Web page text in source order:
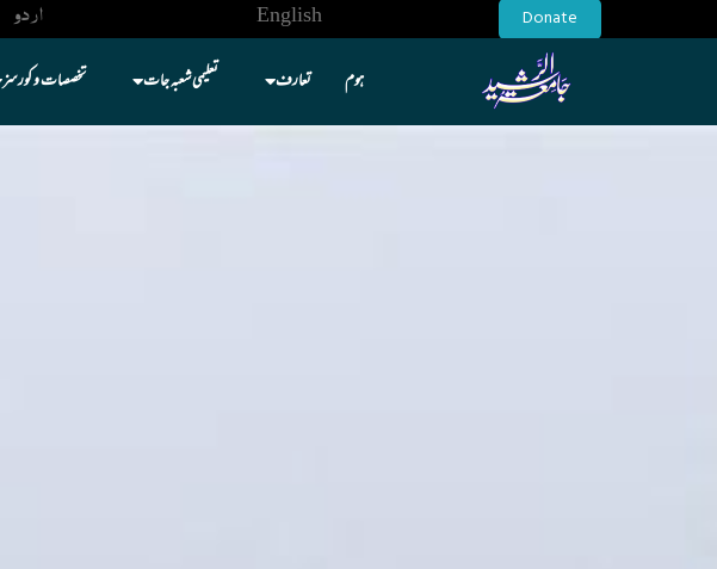
Donate
English اردو
ہوم تعارف تعلیمی شعبہ جات تخصصات و کورسز